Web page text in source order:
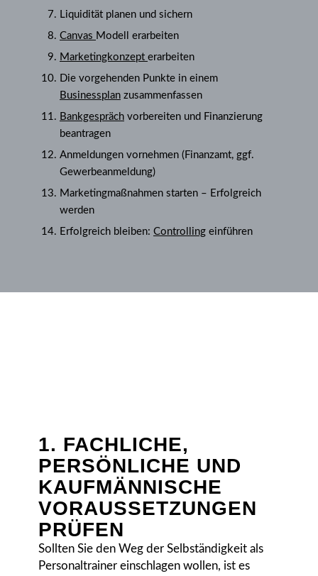
Liquidität planen und sichern
Canvas Modell erarbeiten
Marketingkonzept erarbeiten
Die vorgehenden Punkte in einem
Businessplan zusammenfassen
Bankgespräch vorbereiten und Finanzierung
beantragen
Anmeldungen vornehmen (Finanzamt, ggf.
Gewerbeanmeldung)
Marketingmaßnahmen starten – Erfolgreich
werden
Erfolgreich bleiben: Controlling einführen
1. FACHLICHE,
PERSÖNLICHE UND
KAUFMÄNNISCHE
VORAUSSETZUNGEN
PRÜFEN
Sollten Sie den Weg der Selbständigkeit als
Personaltrainer einschlagen wollen, ist es